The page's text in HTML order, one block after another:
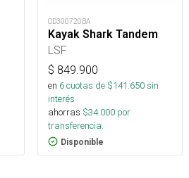
OD300720BA
Kayak Shark Tandem
LSF
$ 849.900
en 6cuotas de $141.650sin
interés
ahorras $34.000 por
transferencia.
Disponible